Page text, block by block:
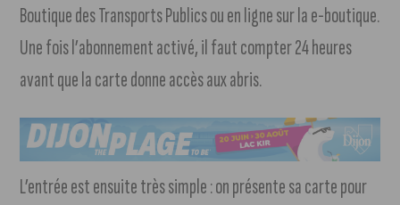
Boutique des Transports Publics ou en ligne sur la e-boutique.
Une fois l’abonnement activé, il faut compter 24 heures
avant que la carte donne accès aux abris.
L’entrée est ensuite très simple : on présente sa carte pour